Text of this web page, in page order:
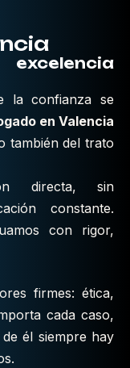
la confianza se
en Valencia
también del trato
directa, sin
constante.
con rigor,
firmes: ética,
cada caso,
él siempre hay